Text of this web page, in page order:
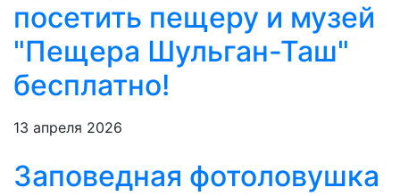
посетить пещеру и музей
"Пещера Шульган-Таш"
бесплатно!
13 апреля 2026
Заповедная фотоловушка